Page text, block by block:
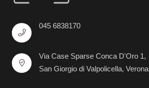
045 6838170
Via Case Sparse Conca D'Oro 1,
San Giorgio di Valpolicella, Verona